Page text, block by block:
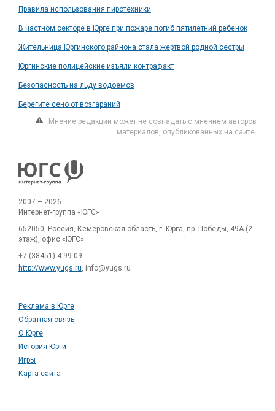
Правила использования пиротехники
В частном секторе в Юрге при пожаре погиб пятилетний ребенок
Жительница Юргинского райнона стала жертвой родной сестры
Юргинские полицейские изъяли контрафакт
Безопасность на льду водоемов
Берегите сено от возгараний
Мнение редакции может не совпадать с мнением авторов
материалов, опубликованных на сайте.
2007 – 2026
Интернет-группа «ЮГС»
652050, Россия, Кемеровская область, г. Юрга, пр. Победы, 49А (2
этаж), офис «ЮГС»
+7 (38451) 4-99-09
http://www.yugs.ru , info@yugs.ru
Реклама в Юрге
Обратная связь
О Юрге
История Юрги
Игры
Карта сайта